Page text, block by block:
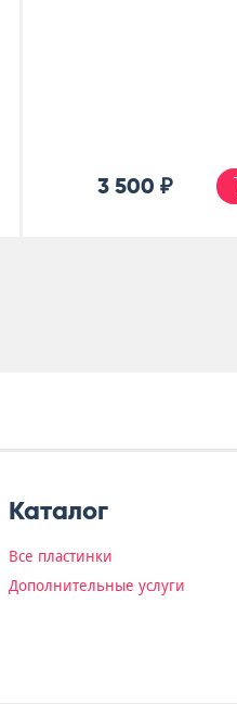
4 500 ₽
Каталог
Все пластинки
Дополнительные услуги